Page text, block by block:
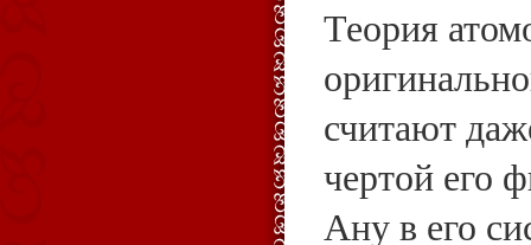
Теория
считают
чертой его
Ану в его